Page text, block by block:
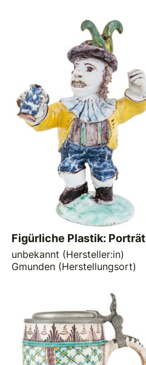
Figürliche Plastik: Porträt
unbekannt (Hersteller:in)
Gmunden (Herstellungsort)